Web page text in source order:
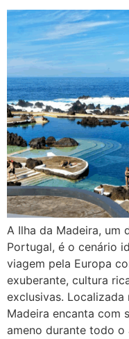
A Ilha da Madeira, um
Portugal, é o cenário
viagem pela Europa
exuberante, cultura
exclusivas.
Madeira encanta com
ameno durante todo